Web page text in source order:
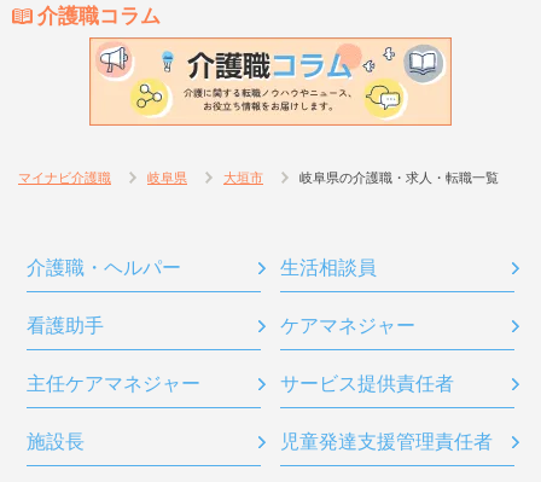
介護職コラム
マイナビ介護職 岐阜県 大垣市 岐阜県の介護職・求人・転職一覧
介護職・ヘルパー 生活相談員
看護助手 ケアマネジャー
主任ケアマネジャー サービス提供責任者
施設長 児童発達支援管理責任者